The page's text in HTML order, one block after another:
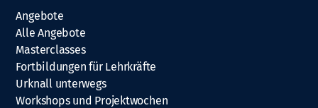
Angebote
Alle Angebote
Masterclasses
Fortbildungen für Lehrkräfte
Urknall unterwegs
Workshops und Projektwochen